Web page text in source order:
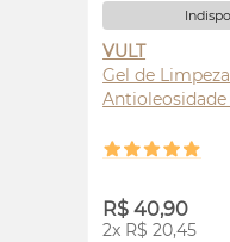
VULT
Gel de Limpeza
R$ 40,90
2x R$ 20,45